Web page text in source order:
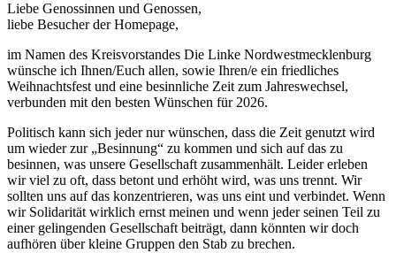
Liebe Genossinnen und Genossen,
liebe Besucher der Homepage,
im Namen des Kreisvorstandes Die Linke Nordwestmecklenburg
wünsche ich Ihnen/Euch allen, sowie Ihren/e ein friedliches
Weihnachtsfest und eine besinnliche Zeit zum Jahreswechsel,
verbunden mit den besten Wünschen für 2026.
Politisch kann sich jeder nur wünschen, dass die Zeit genutzt wird
um wieder zur „Besinnung“ zu kommen und sich auf das zu
besinnen, was unsere Gesellschaft zusammenhält. Leider erleben
wir viel zu oft, dass betont und erhöht wird, was uns trennt. Wir
sollten uns auf das konzentrieren, was uns eint und verbindet. Wenn
wir Solidarität wirklich ernst meinen und wenn jeder seinen Teil zu
einer gelingenden Gesellschaft beiträgt, dann könnten wir doch
aufhören über kleine Gruppen den Stab zu brechen.